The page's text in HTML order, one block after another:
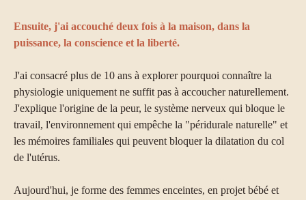
Ensuite, j'ai accouché deux fois à la maison, dans la
puissance, la conscience et la liberté.
J'ai consacré plus de 10 ans à explorer pourquoi connaître la
physiologie uniquement ne suffit pas à accoucher naturellement.
J'explique l'origine de la peur, le système nerveux qui bloque le
travail, l'environnement qui empêche la "péridurale naturelle" et
les mémoires familiales qui peuvent bloquer la dilatation du col
de l'utérus.
Aujourd'hui, je forme des femmes enceintes, en projet bébé et